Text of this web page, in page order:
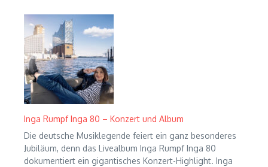
Inga Rumpf Inga 80 – Konzert und Album
Die deutsche Musiklegende feiert ein ganz besonderes
Jubiläum, denn das Livealbum Inga Rumpf Inga 80
dokumentiert ein gigantisches Konzert-Highlight. Inga